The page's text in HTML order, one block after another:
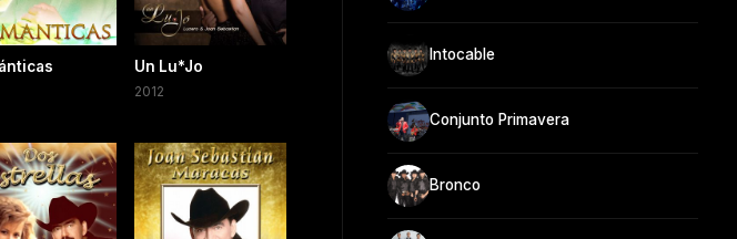
Un Lu*Jo
2012
Intocable
Conjunto Primavera
Bronco